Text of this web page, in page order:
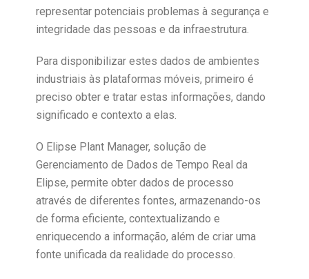
representar potenciais problemas à segurança e
integridade das pessoas e da infraestrutura.
Para disponibilizar estes dados de ambientes
industriais às plataformas móveis, primeiro é
preciso obter e tratar estas informações, dando
significado e contexto a elas.
O Elipse Plant Manager, solução de
Gerenciamento de Dados de Tempo Real da
Elipse, permite obter dados de processo
através de diferentes fontes, armazenando-os
de forma eficiente, contextualizando e
enriquecendo a informação, além de criar uma
fonte unificada da realidade do processo.